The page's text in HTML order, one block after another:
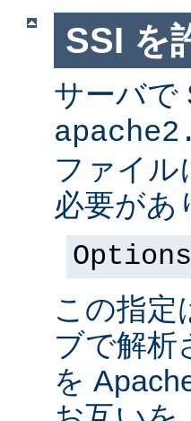
SSI を
サーバで
ファイル
必要があ
この指定
ブで解析
を